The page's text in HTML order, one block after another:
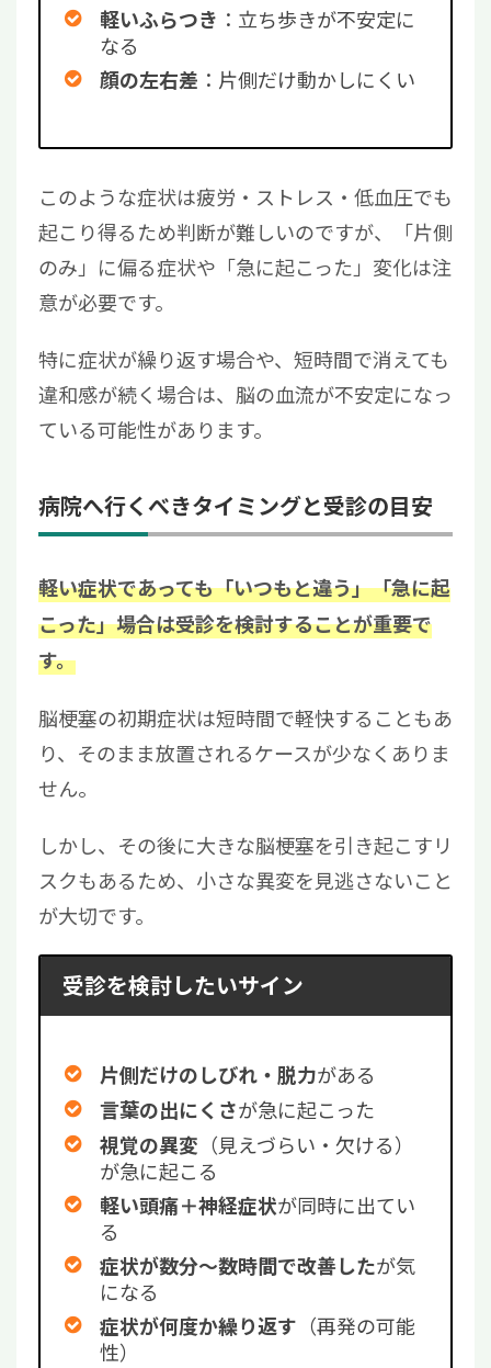
軽いふらつき ：立ち歩きが不安定に
なる
顔の左右差 ：片側だけ動かしにくい
このような症状は疲労・ストレス・低血圧でも
起こり得るため判断が難しいのですが、「片側
のみ」に偏る症状や「急に起こった」変化は注
意が必要です。
特に症状が繰り返す場合や、短時間で消えても
違和感が続く場合は、脳の血流が不安定になっ
ている可能性があります。
病院へ行くべきタイミングと受診の目安
軽い症状であっても「いつもと違う」「急に起
こった」場合は受診を検討することが重要で
す。
脳梗塞の初期症状は短時間で軽快することもあ
り、そのまま放置されるケースが少なくありま
せん。
しかし、その後に大きな脳梗塞を引き起こすリ
スクもあるため、小さな異変を見逃さないこと
が大切です。
受診を検討したいサイン
片側だけのしびれ・脱力がある
言葉の出にくさが急に起こった
視覚の異変 （見えづらい・欠ける）
が急に起こる
軽い頭痛＋神経症状が同時に出てい
る
症状が数分～数時間で改善したが気
になる
症状が何度か繰り返す （再発の可能
性）